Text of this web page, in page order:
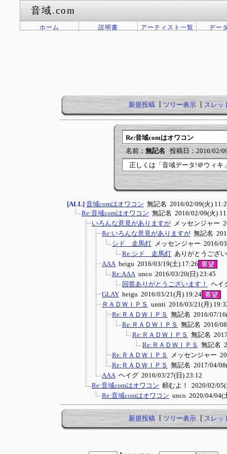
音域.com
ホーム 説明書 アーティスト一覧 デー
新規投稿┃ツリー表示┃スレッ
Re:音域comはオワコン
名前：無記名
投稿日：2016/02/
正しくは「音域データ!＠ウィキ
[ALL] 音域comはオワコン 無記名 2016/02/09(火)
Re:音域comはオワコン 無記名 2016/02/09(火)
いろんな意見がありますが
メッセンジャー
Re:いろんな意見がありますが 無記名
シド 走馬灯
メッセンジャー 2016/
Re:シド 走馬灯 ありがとうござ
AAA heigu 2016/03/19(土) 17:26
Re:AAA unco 2016/03/20(日) 23:45
回答ありがとうございます！
ヘイ
GLAY heigu 2016/03/21(月) 19:24
ＲＡＤＷＩＰＳ
unnti 2016/03/21(月)
Re:ＲＡＤＷＩＰＳ
無記名 2016/07/
Re:ＲＡＤＷＩＰＳ
無記名 2016/
Re:ＲＡＤＷＩＰＳ
無記名
Re:ＲＡＤＷＩＰＳ
無記名
Re:ＲＡＤＷＩＰＳ
メッセンジャー
Re:ＲＡＤＷＩＰＳ
無記名 2017/04/
AAA ヘイグ 2016/03/27(日) 23:12
Re:音域comはオワコン 頼むよ！
2020/02/
Re:音域comはオワコン unco 2020/04/04(
新規投稿┃ツリー表示┃スレッ